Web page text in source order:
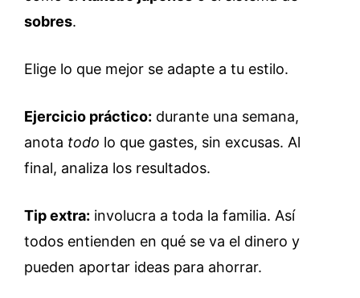
sobres.
Elige lo que mejor se adapte a tu estilo.
Ejercicio práctico: durante una semana,
anota todo lo que gastes, sin excusas. Al
final, analiza los resultados.
Tip extra: involucra a toda la familia. Así
todos entienden en qué se va el dinero y
pueden aportar ideas para ahorrar.